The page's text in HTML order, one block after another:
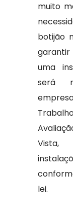
muito
botijão
uma
será
Vista,
lei.